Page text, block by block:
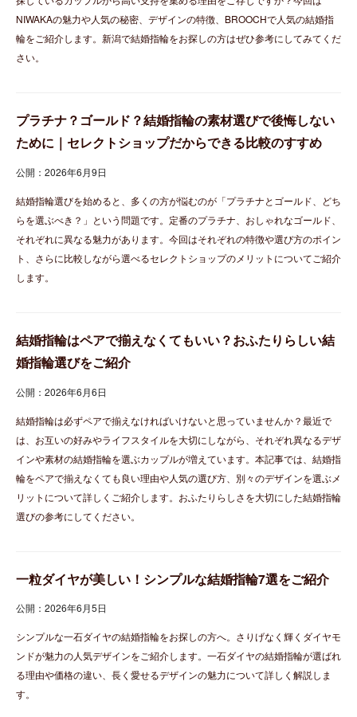
NIWAKAの魅力や人気の秘密、デザインの特徴、BROOCHで人気の結婚指
輪をご紹介します。新潟で結婚指輪をお探しの方はぜひ参考にしてみてくだ
さい。
プラチナ？ゴールド？結婚指輪の素材選びで後悔しない
ために｜セレクトショップだからできる比較のすすめ
公開：2026年6月9日
結婚指輪選びを始めると、多くの方が悩むのが「プラチナとゴールド、どち
らを選ぶべき？」という問題です。定番のプラチナ、おしゃれなゴールド、
それぞれに異なる魅力があります。今回はそれぞれの特徴や選び方のポイン
ト、さらに比較しながら選べるセレクトショップのメリットについてご紹介
します。
結婚指輪はペアで揃えなくてもいい？おふたりらしい結
婚指輪選びをご紹介
公開：2026年6月6日
結婚指輪は必ずペアで揃えなければいけないと思っていませんか？最近で
は、お互いの好みやライフスタイルを大切にしながら、それぞれ異なるデザ
インや素材の結婚指輪を選ぶカップルが増えています。本記事では、結婚指
輪をペアで揃えなくても良い理由や人気の選び方、別々のデザインを選ぶメ
リットについて詳しくご紹介します。おふたりらしさを大切にした結婚指輪
選びの参考にしてください。
一粒ダイヤが美しい！シンプルな結婚指輪7選をご紹介
公開：2026年6月5日
シンプルな一石ダイヤの結婚指輪をお探しの方へ。さりげなく輝くダイヤモ
ンドが魅力の人気デザインをご紹介します。一石ダイヤの結婚指輪が選ばれ
る理由や価格の違い、長く愛せるデザインの魅力について詳しく解説しま
す。